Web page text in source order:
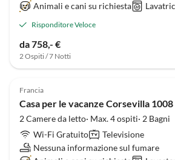
Animali e cani su richiesta
Risponditore Veloce
da 758,- €
2 Ospiti / 7 Notti
Francia
Casa per le vacanze Corsevilla
2 Camere da letto· Max. 4 ospiti· 2 Bagni
Wi-Fi Gratuito
Televisione
Nessuna informazione sul fumare